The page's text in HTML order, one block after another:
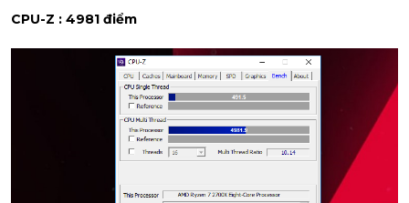
CPU-Z : 4981 điểm